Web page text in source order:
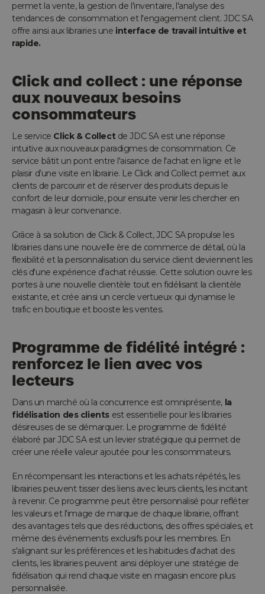
permet la vente, la gestion de l'inventaire, l'analyse des
tendances de consommation et l'engagement client. JDC SA
offre ainsi aux librairies une interface de travail intuitive et
rapide.
Click and collect : une réponse
aux nouveaux besoins
consommateurs
Le service Click & Collectde JDC SA est une réponse
intuitive aux nouveaux paradigmes de consommation. Ce
service bâtit un pont entre l'aisance de l'achat en ligne et le
plaisir d’une visite en librairie. Le Click and Collect permet aux
clients de parcourir et de réserver des produits depuis le
confort de leur domicile, pour ensuite venir les chercher en
magasin à leur convenance.
Grâce à sa solution de Click & Collect, JDC SA propulse les
librairies dans une nouvelle ère de commerce de détail, où la
flexibilité et la personnalisation du service client deviennent les
clés d'une expérience d'achat réussie. Cette solution ouvre les
portes à une nouvelle clientèle tout en fidélisant la clientèle
existante, et crée ainsi un cercle vertueux qui dynamise le
trafic en boutique et booste les ventes.
Programme de fidélité intégré :
renforcez le lien avec vos
lecteurs
Dans un marché où la concurrence est omniprésente, la
fidélisation des clientsest essentielle pour les librairies
désireuses de se démarquer. Le programme de fidélité
élaboré par JDC SA est un levier stratégique qui permet de
créer une réelle valeur ajoutée pour les consommateurs.
En récompensant les interactions et les achats répétés, les
librairies peuvent tisser des liens avec leurs clients, les incitant
à revenir. Ce programme peut être personnalisé pour refléter
les valeurs et l'image de marque de chaque librairie, offrant
des avantages tels que des réductions, des offres spéciales, et
même des événements exclusifs pour les membres. En
s'alignant sur les préférences et les habitudes d'achat des
clients, les librairies peuvent ainsi déployer une stratégie de
fidélisation qui rend chaque visite en magasin encore plus
personnalisée.